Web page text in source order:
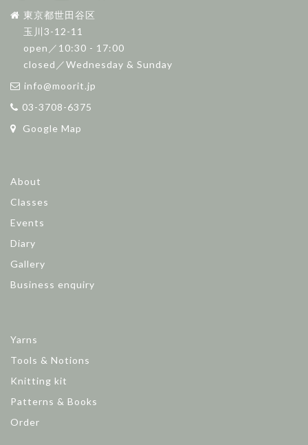
東京都世田谷区
玉川3-12-11
open／10:30 - 17:00
closed／Wednesday & Sunday
info@moorit.jp
03-3708-6375
Google Map
About
Classes
Events
Diary
Gallery
Business enquiry
Yarns
Tools & Notions
Knitting kit
Patterns & Books
Order